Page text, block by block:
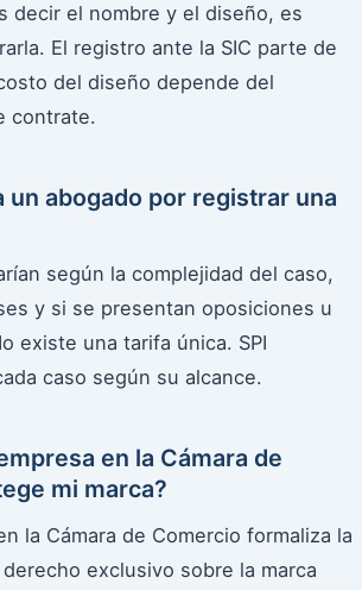
decir el nombre y el diseño, es
El registro ante la SIC parte de
del diseño depende del
contrate.
un abogado por registrar una
según la complejidad del caso,
y si se presentan oposiciones u
existe una tarifa única. SPI
caso según su alcance.
en la Cámara de
mi marca?
la Cámara de Comercio formaliza la
exclusivo sobre la marca